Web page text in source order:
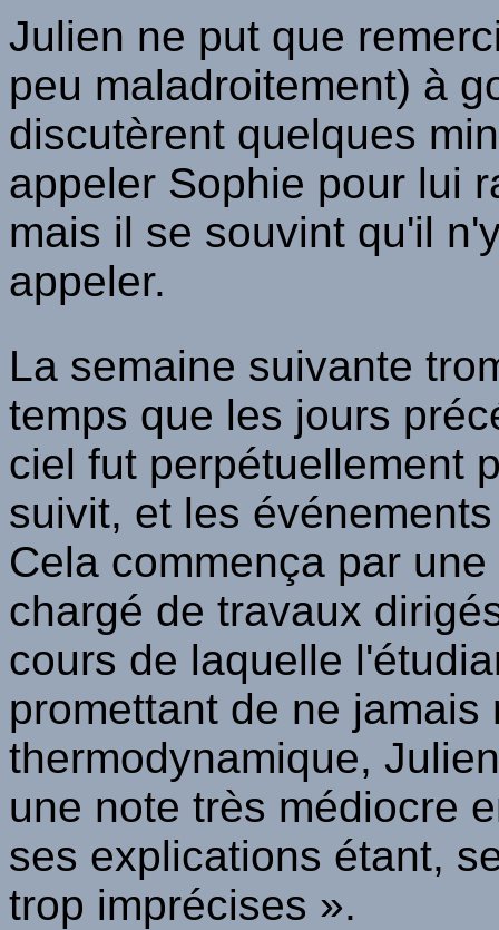
Julien ne put que
peu maladroitement) à
discutèrent quelques
appeler Sophie pour lui
mais il se souvint qu'il
appeler.
La semaine suivante
temps que les jours
ciel fut perpétuellement
suivit, et les
Cela commença par
chargé de travaux
cours de laquelle
promettant de ne jamais
thermodynamique,
une note très médiocre
ses explications étant,
trop imprécises ».